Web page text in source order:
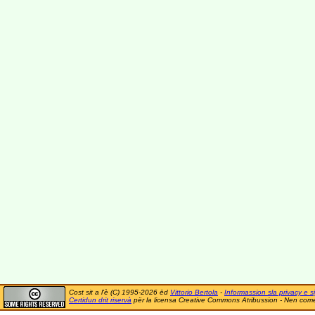
Cost sit a l'è (C) 1995-2026 ëd Vittorio Bertola - Informassion sla privacy e
Certidun drit riservà për la licensa Creative Commons Atribussion - Nen